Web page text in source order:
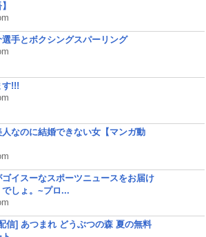
手とボクシングスパーリング
す!!!
人なのに結婚できない女【マンガ動
イスーなスポーツニュースをお届け
でしょ。~プロ...
信] あつまれ どうぶつの森 夏の無料